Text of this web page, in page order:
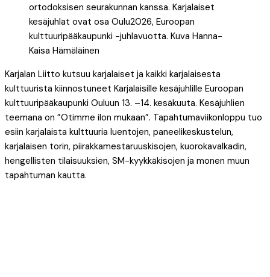
ortodoksisen seurakunnan kanssa. Karjalaiset
kesäjuhlat ovat osa Oulu2026, Euroopan
kulttuuripääkaupunki -juhlavuotta. Kuva Hanna-
Kaisa Hämäläinen
Karjalan Liitto kutsuu karjalaiset ja kaikki karjalaisesta
kulttuurista kiinnostuneet Karjalaisille kesäjuhlille Euroopan
kulttuuripääkaupunki Ouluun 13. –14. kesäkuuta. Kesäjuhlien
teemana on ”Otimme ilon mukaan”. Tapahtumaviikonloppu tuo
esiin karjalaista kulttuuria luentojen, paneelikeskustelun,
karjalaisen torin, piirakkamestaruuskisojen, kuorokavalkadin,
hengellisten tilaisuuksien, SM-kyykkäkisojen ja monen muun
tapahtuman kautta.